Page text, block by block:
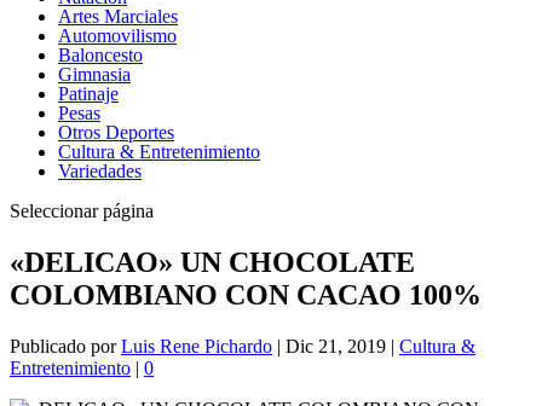
Artes Marciales
Automovilismo
Baloncesto
Gimnasia
Patinaje
Pesas
Otros Deportes
Cultura & Entretenimiento
Variedades
Seleccionar página
«DELICAO» UN CHOCOLATE
COLOMBIANO CON CACAO 100%
Publicado porLuis Rene Pichardo | Dic 21, 2019 | Cultura &
Entretenimiento | 0